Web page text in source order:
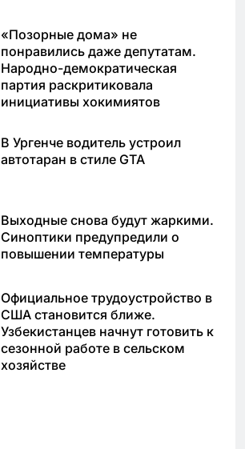
«Позорные дома» не
понравились даже депутатам.
Народно-демократическая
партия раскритиковала
инициативы хокимиятов
В Ургенче водитель устроил
автотаран в стиле GTA
Выходные снова будут жаркими.
Синоптики предупредили о
повышении температуры
Официальное трудоустройство в
США становится ближе.
Узбекистанцев начнут готовить к
сезонной работе в сельском
хозяйстве